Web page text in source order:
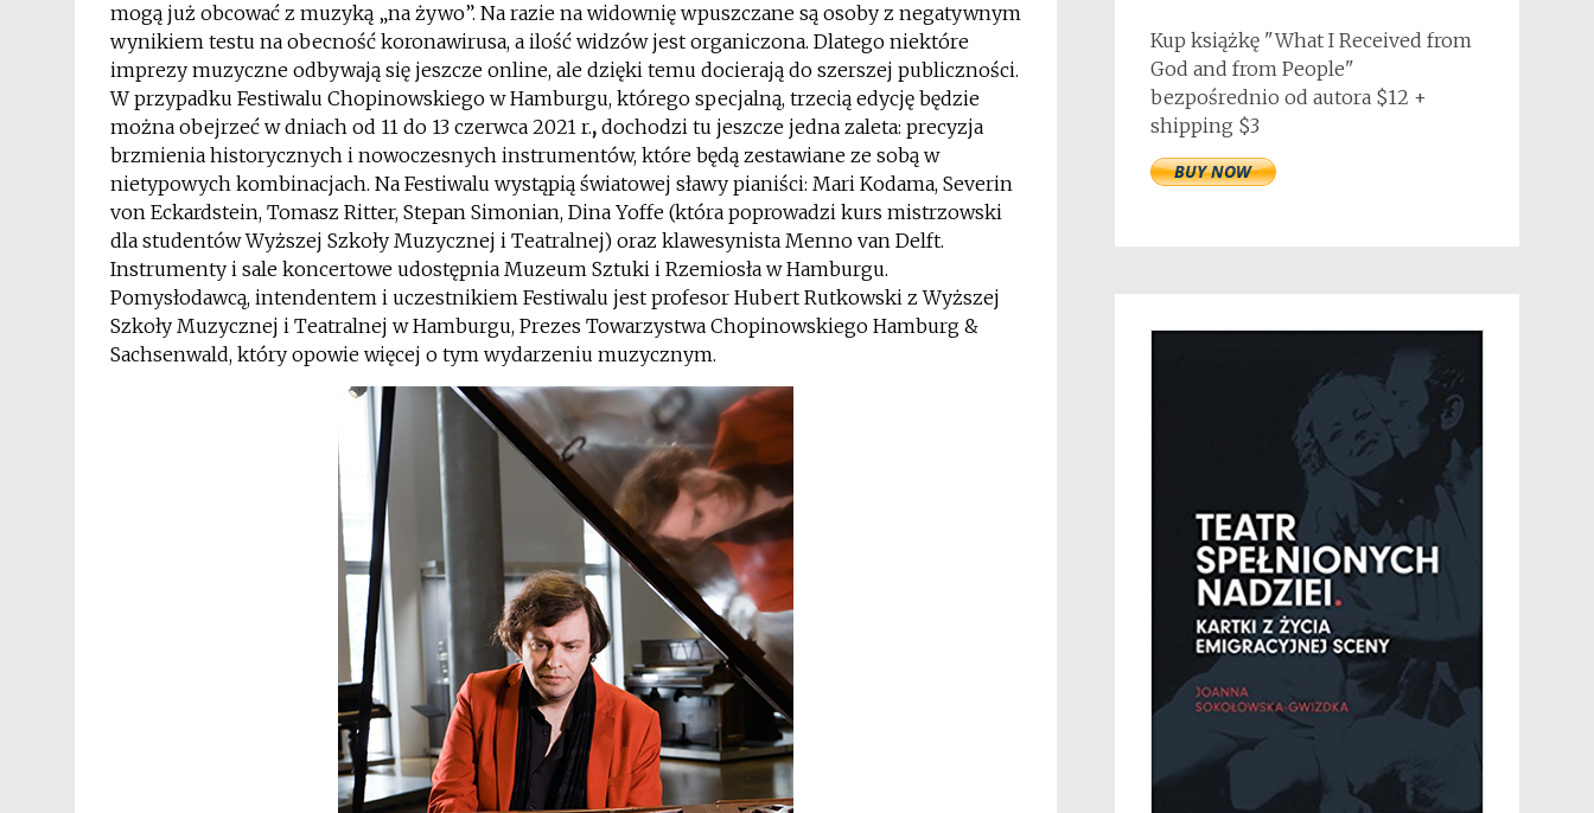
mogą już obcować z muzyką „na żywo”. Na razie na widownię wpuszczane są osoby z negatywnym
wynikiem testu na obecność koronawirusa, a ilość widzów jest organiczona. Dlatego niektóre
imprezy muzyczne odbywają się jeszcze online, ale dzięki temu docierają do szerszej publiczności.
W przypadku Festiwalu Chopinowskiego w Hamburgu, którego specjalną, trzecią edycję będzie
można obejrzeć w dniach od 11 do 13 czerwca 2021 r., dochodzi tu jeszcze jedna zaleta: precyzja
brzmienia historycznych i nowoczesnych instrumentów, które będą zestawiane ze sobą w
nietypowych kombinacjach. Na Festiwalu wystąpią światowej sławy pianiści: Mari Kodama, Severin
von Eckardstein, Tomasz Ritter, Stepan Simonian, Dina Yoffe (która poprowadzi kurs mistrzowski
dla studentów Wyższej Szkoły Muzycznej i Teatralnej) oraz klawesynista Menno van Delft.
Instrumenty i sale koncertowe udostępnia Muzeum Sztuki i Rzemiosła w Hamburgu.
Pomysłodawcą, intendentem i uczestnikiem Festiwalu jest profesor Hubert Rutkowski z Wyższej
Szkoły Muzycznej i Teatralnej w Hamburgu, Prezes Towarzystwa Chopinowskiego Hamburg &
Sachsenwald, który opowie więcej o tym wydarzeniu muzycznym.
Kup książkę "What I Received from
God and from People"
bezpośrednio od autora $12 +
shipping $3